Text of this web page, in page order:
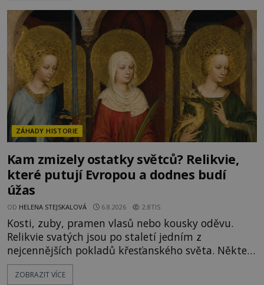
Mikuláše a odváží jeho ostatky přes moře do Bari.
Je to zbožná záchrana před nebezpečím, nebo
promyšlená krádež,
ZÁHADY HISTORIE
Kam zmizely ostatky světců? Relikvie,
které putují Evropou a dodnes budí
úžas
OD HELENA STEJSKALOVÁ 6.8.2026 2.8TIS
Kosti, zuby, pramen vlasů nebo kousky oděvu.
Relikvie svatých jsou po staletí jedním z
nejcennějších pokladů křesťanského světa. Některé
mají pečlivě doloženou historii, jiné provází
záhady, krádeže i nečekané objevy. Jejich osudy
ZOBRAZIT VÍCE